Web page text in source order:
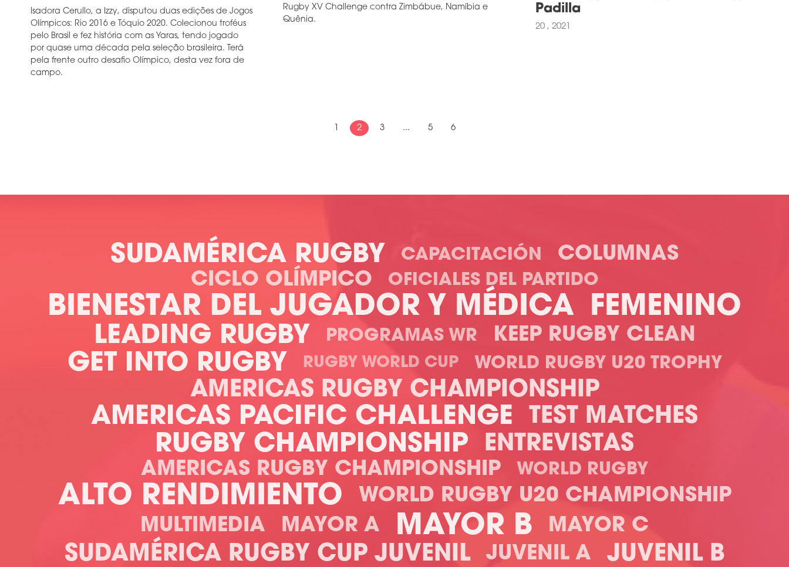
Isadora Cerullo, a Izzy, disputou duas edições de Jogos
Olímpicos: Rio 2016 e Tóquio 2020. Colecionou troféus
pelo Brasil e fez história com as Yaras, tendo jogado
por quase uma década pela seleção brasileira. Terá
pela frente outro desafio Olímpico, desta vez fora de
campo.
Rugby XV Challenge contra Zimbábue, Namíbia e
Quênia.
Padilla
20 , 2021
2 3 ... 5 6
SUDAMÉRICA RUGBY CAPACITACIÓN
COLUMNAS
CICLO OLÍMPICO
OFICIALES DEL PARTIDO
BIENESTAR DEL JUGADOR Y MÉDICA FEMENINO
LEADING RUGBY PROGRAMAS WR KEEP RUGBY CLEAN
GET INTO RUGBY RUGBY WORLD CUP WORLD RUGBY U20 TROPHY
AMERICAS RUGBY CHAMPIONSHIP
AMERICAS PACIFIC CHALLENGE TEST MATCHES
RUGBY CHAMPIONSHIP ENTREVISTAS
AMERICAS RUGBY CHAMPIONSHIP WORLD RUGBY
ALTO RENDIMIENTO
WORLD RUGBY U20 CHAMPIONSHIP
MULTIMEDIA
MAYOR A MAYOR B MAYOR C
SUDAMÉRICA RUGBY CUP JUVENIL JUVENIL A JUVENIL B